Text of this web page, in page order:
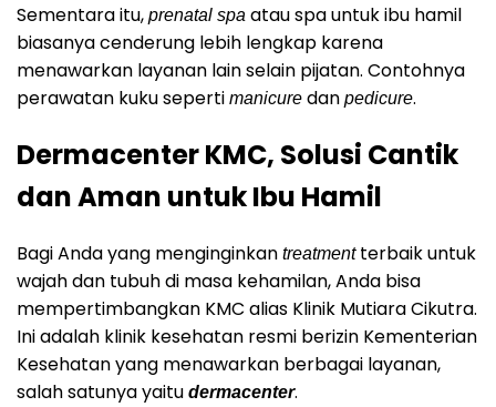
Sementara itu, prenatal spa atau spa untuk ibu hamil
biasanya cenderung lebih lengkap karena
menawarkan layanan lain selain pijatan. Contohnya
perawatan kuku seperti manicure dan pedicure.
Dermacenter KMC, Solusi Cantik
dan Aman untuk Ibu Hamil
Bagi Anda yang menginginkan treatment terbaik untuk
wajah dan tubuh di masa kehamilan, Anda bisa
mempertimbangkan KMC alias Klinik Mutiara Cikutra.
Ini adalah klinik kesehatan resmi berizin Kementerian
Kesehatan yang menawarkan berbagai layanan,
salah satunya yaitu dermacenter.